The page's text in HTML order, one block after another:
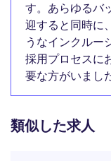
す。あらゆるバ
迎すると同時に
うなインクルー
採用プロセスに
要な方がいまし
類似した求人